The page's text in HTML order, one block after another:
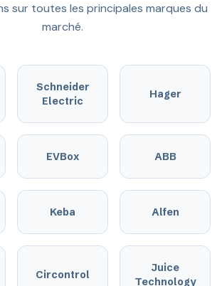
sur toutes les principales marques du
marché.
Schneider
Electric
Hager
EVBox ABB
Keba Alfen
Circontrol
Juice
Technology